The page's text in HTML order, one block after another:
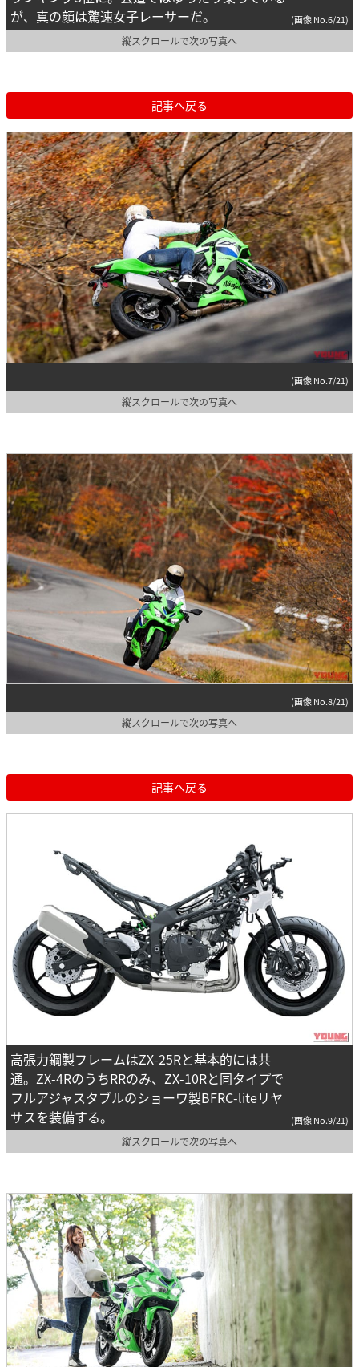
が、真の顔は驚速女子レーサーだ。
(画像 No.6/21)
縦スクロールで次の写真へ
記事へ戻る
(画像 No.7/21)
縦スクロールで次の写真へ
(画像 No.8/21)
縦スクロールで次の写真へ
記事へ戻る
高張力鋼製フレームはZX-25Rと基本的には共
通。ZX-4RのうちRRのみ、ZX-10Rと同タイプで
フルアジャスタブルのショーワ製BFRC-liteリヤ
サスを装備する。
(画像 No.9/21)
縦スクロールで次の写真へ